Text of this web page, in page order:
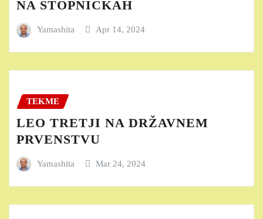
NA STOPNIČKAH
Yamashita Apr 14, 2024
TEKME
LEO TRETJI NA DRŽAVNEM
PRVENSTVU
Yamashita Mar 24, 2024